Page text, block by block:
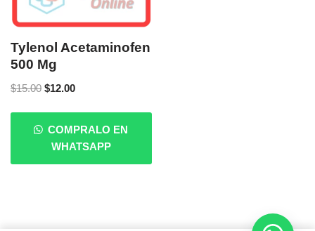
Tylenol Acetaminofen
500 Mg
$15.00 $12.00
COMPRALO EN
WHATSAPP